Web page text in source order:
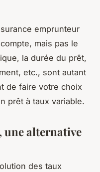
emprunteur
mais pas le
la durée du prêt,
etc., sont autant
de faire votre choix
prêt à taux variable.
une alternative
des taux